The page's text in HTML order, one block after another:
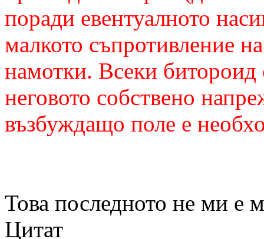
поради евентуалното
малкото съпротивление
намотки. Всеки битороид
неговото собствено
възбуждащо поле е
Това последното не ми е
Цитат